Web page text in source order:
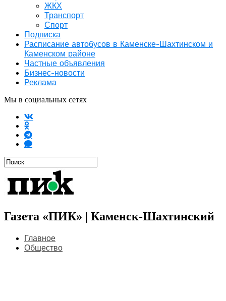
ЖКХ
Транспорт
Спорт
Подписка
Расписание автобусов в Каменске-Шахтинском и
Каменском районе
Частные объявления
Бизнес-новости
Реклама
Мы в социальных сетях
Газета «ПИК» | Каменск-Шахтинский
Главное
Общество